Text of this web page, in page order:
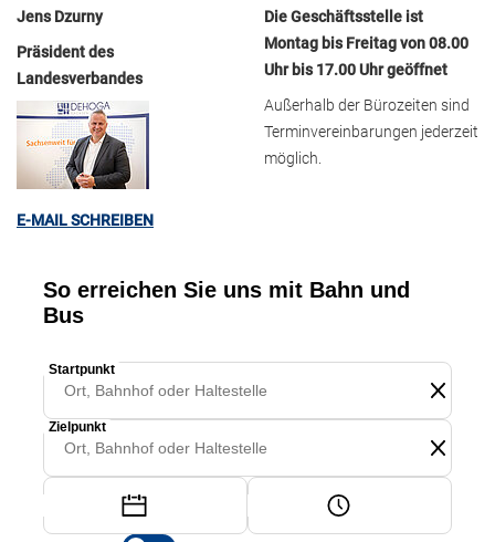
Jens Dzurny
Präsident des
Landesverbandes
E-MAIL SCHREIBEN
Die Geschäftsstelle ist
Montag bis Freitag von 08.00
Uhr bis 17.00 Uhr geöffnet
Außerhalb der Bürozeiten sind
Terminvereinbarungen jederzeit
möglich.